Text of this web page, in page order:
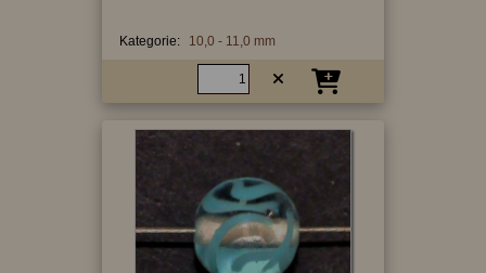
Kategorie: 10,0 - 11,0 mm